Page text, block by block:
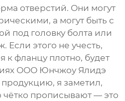
отверстий. Они могут
а могут быть с
под головку болта или
Если этого не учесть,
к фланцу плотно, будет
ООО Юнчжоу Ялидэ
я заметил,
чётко прописывают — это